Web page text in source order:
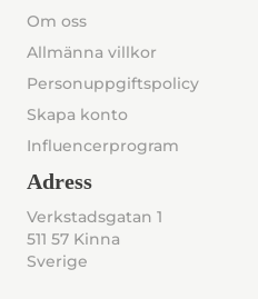
Om oss
Allmänna villkor
Personuppgiftspolicy
Skapa konto
Influencerprogram
Adress
Verkstadsgatan 1
511 57 Kinna
Sverige